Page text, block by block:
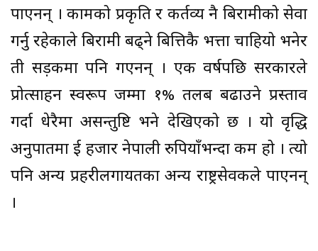
पाएनन् । कामको प्रकृति र कर्तव्य नै बिरामीको सेवा
गर्नु रहेकाले बिरामी बढ्ने बित्तिकै भत्ता चाहियो भनेर
ती सड़कमा पनि गएनन् । एक वर्षपछि सरकारले
प्रोत्साहन स्वरूप जम्मा १% तलब बढाउने प्रस्ताव
गर्दा धेरैमा असन्तुष्टि भने देखिएको छ । यो वृद्धि
अनुपातमा दुई हजार नेपाली रुपियाँभन्दा कम हो । त्यो
पनि अन्य प्रहरीलगायतका अन्य राष्ट्रसेवकले पाएनन्
।